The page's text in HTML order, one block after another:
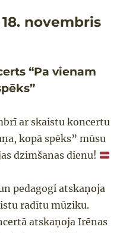
novembris
“Pa vienam
ar skaistu koncertu
kopā spēks” mūsu
dzimšanas dienu!
pedagogi atskaņoja
radītu mūziku.
atskaņoja Irēnas